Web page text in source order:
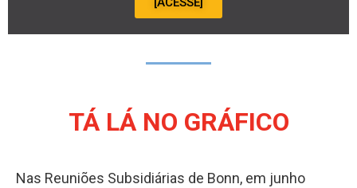
TÁ LÁ NO GRÁFICO
Nas Reuniões Subsidiárias de Bonn, em junho